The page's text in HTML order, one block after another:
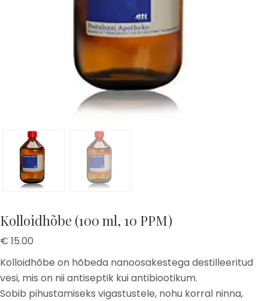
Kolloidhõbe (100 ml, 10 PPM)
€ 15.00
Kolloidhõbe on hõbeda nanoosakestega destilleeritud
vesi, mis on nii antiseptik kui antibiootikum.
Sobib pihustamiseks vigastustele, nohu korral ninna,